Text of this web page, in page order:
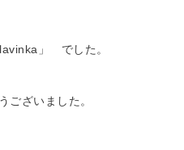
」 でした。
ございました。